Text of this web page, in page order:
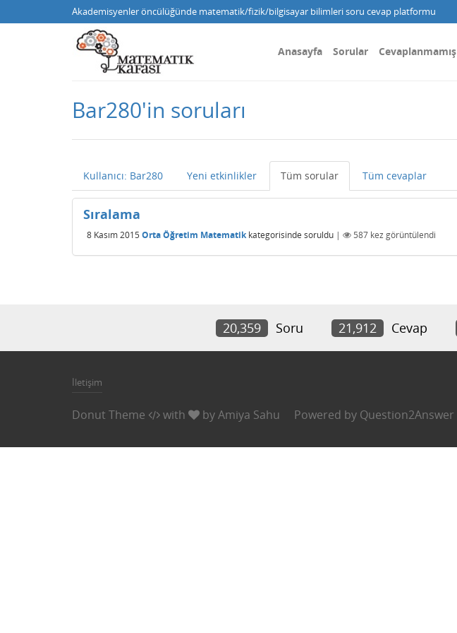
Akademisyenler öncülüğünde matematik/fizik/bilgisayar bilimleri soru cevap platformu
Anasayfa Sorular Cevaplanmamış
Bar280'in soruları
Kullanıcı: Bar280 Yeni etkinlikler Tüm sorular Tüm cevaplar
Sıralama
8 Kasım 2015 Orta Öğretim Matematikkategorisinde soruldu | 587 kez görüntülendi
20,359 Soru 21,912 Cevap
İletişim
Donut Theme with byAmiya Sahu Powered by Question2Answer